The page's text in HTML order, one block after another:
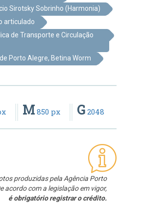
Sirotsky Sobrinho (Harmonia)
articulado
de Transporte e Circulação
Porto Alegre, Betina Worm
M 850 px G 2048
produzidas pela Agência Porto
acordo com a legislação em vigor,
é obrigatório registrar o crédito.